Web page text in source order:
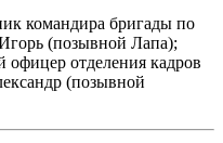
командира бригады по
(позывной Лапа);
офицер отделения кадров
(позывной